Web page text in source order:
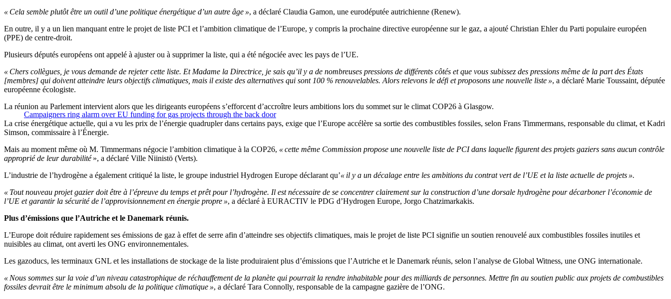
« Cela semble plutôt être un outil d’une politique énergétique d’un autre âge », a déclaré Claudia Gamon, une eurodéputée autrichienne (Renew).
En outre, il y a un lien manquant entre le projet de liste PCI et l’ambition climatique de l’Europe, y compris la prochaine directive européenne sur le gaz, a ajouté Christian Ehler du Parti populaire européen
(PPE) de centre-droit.
Plusieurs députés européens ont appelé à ajuster ou à supprimer la liste, qui a été négociée avec les pays de l’UE.
« Chers collègues, je vous demande de rejeter cette liste. Et Madame la Directrice, je sais qu’il y a de nombreuses pressions de différents côtés et que vous subissez des pressions même de la part des États
[membres] qui doivent atteindre leurs objectifs climatiques, mais il existe des alternatives qui sont 100 % renouvelables. Alors relevons le défi et proposons une nouvelle liste », a déclaré Marie Toussaint, députée
européenne écologiste.
Campaigners ring alarm over EU funding for gas projects through the back door
La réunion au Parlement intervient alors que les dirigeants européens s’efforcent d’accroître leurs ambitions lors du sommet sur le climat COP26 à Glasgow.
La crise énergétique actuelle, qui a vu les prix de l’énergie quadrupler dans certains pays, exige que l’Europe accélère sa sortie des combustibles fossiles, selon Frans Timmermans, responsable du climat, et Kadri
Simson, commissaire à l’Énergie.
Mais au moment même où M. Timmermans négocie l’ambition climatique à la COP26, « cette même Commission propose une nouvelle liste de PCI dans laquelle figurent des projets gaziers sans aucun contrôle
approprié de leur durabilité», a déclaré Ville Niinistö (Verts).
L’industrie de l’hydrogène a également critiqué la liste, le groupe industriel Hydrogen Europe déclarant qu’« il y a un décalage entre les ambitions du contrat vert de l’UE et la liste actuelle de projets ».
« Tout nouveau projet gazier doit être à l’épreuve du temps et prêt pour l’hydrogène. Il est nécessaire de se concentrer clairement sur la construction d’une dorsale hydrogène pour décarboner l’économie de
l’UE et garantir la sécurité de l’approvisionnement en énergie propre », a déclaré à EURACTIV le PDG d’Hydrogen Europe, Jorgo Chatzimarkakis.
Plus d’émissions que l’Autriche et le Danemark réunis.
L’Europe doit réduire rapidement ses émissions de gaz à effet de serre afin d’atteindre ses objectifs climatiques, mais le projet de liste PCI signifie un soutien renouvelé aux combustibles fossiles inutiles et
nuisibles au climat, ont averti les ONG environnementales.
Les gazoducs, les terminaux GNL et les installations de stockage de la liste produiraient plus d’émissions que l’Autriche et le Danemark réunis, selon l’analyse de Global Witness, une ONG internationale.
« Nous sommes sur la voie d’un niveau catastrophique de réchauffement de la planète qui pourrait la rendre inhabitable pour des milliards de personnes. Mettre fin au soutien public aux projets de combustibles
fossiles devrait être le minimum absolu de la politique climatique », a déclaré Tara Connolly, responsable de la campagne gazière de l’ONG.